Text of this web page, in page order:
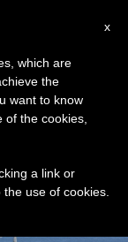
x
which are
the
want to know
the cookies,
a link or
use of cookies.